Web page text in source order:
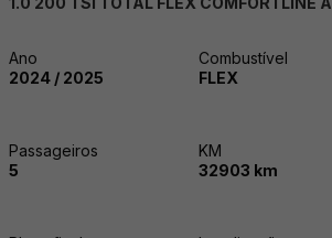
Ano
2024 / 2025
Combustível
FLEX
Passageiros
5
KM
32903 km